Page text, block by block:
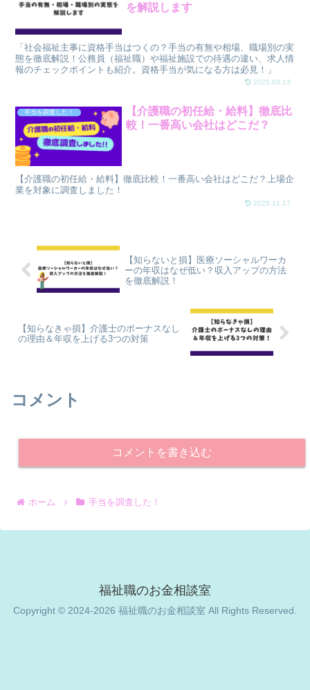
を解説します
「社会福祉主事に資格手当はつくの？手当の有無や相場、職場別の実
態を徹底解説！公務員（福祉職）や福祉施設での待遇の違い、求人情
報のチェックポイントも紹介。資格手当が気になる方は必見！」
2025.03.13
手当を調査した！
【介護職の初任給・給料】徹底比
較！一番高い会社はどこだ？
【介護職の初任給・給料】徹底比較！一番高い会社はどこだ？上場企
業を対象に調査しました！
2025.11.17
【知らないと損】医療ソーシャルワーカ
ーの年収はなぜ低い？収入アップの方法
を徹底解説！
【知らなきゃ損】介護士のボーナスなし
の理由＆年収を上げる3つの対策
コメント
コメントを書き込む
ホーム 手当を調査した！
福祉職のお金相談室
Copyright © 2024-2026 福祉職のお金相談室 All Rights Reserved.